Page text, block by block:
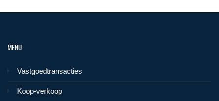
MENU
Vastgoedtransacties
Koop-verkoop